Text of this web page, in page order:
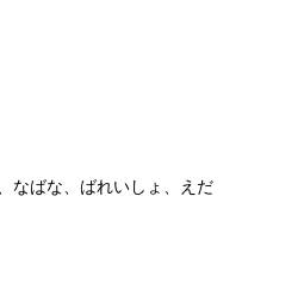
なばな、ばれいしょ、えだ